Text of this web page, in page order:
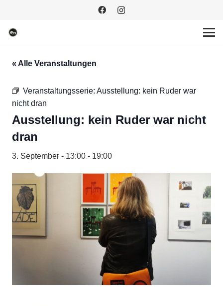
« Alle Veranstaltungen
Veranstaltungsserie: Ausstellung: kein Ruder war
nicht dran
Ausstellung: kein Ruder war nicht
dran
3. September - 13:00 - 19:00